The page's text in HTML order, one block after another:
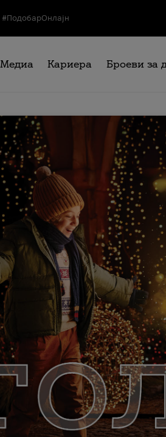
#ПодобарОнлајн
Медиа Кариера Броеви за